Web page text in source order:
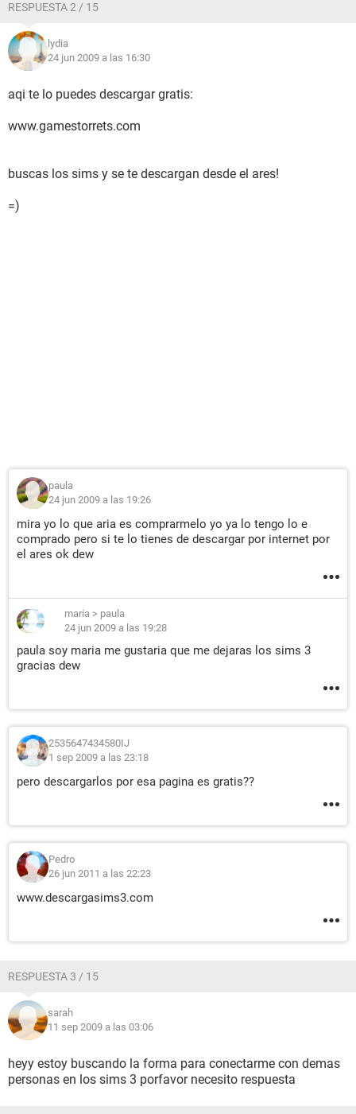
RESPUESTA 2 / 15
lydia
24 jun 2009 a las 16:30
aqi te lo puedes descargar gratis:
www.gamestorrets.com
buscas los sims y se te descargan desde el ares!
=)
paula
24 jun 2009 a las 19:26
mira yo lo que aria es comprarmelo yo ya lo tengo lo e
comprado pero si te lo tienes de descargar por internet por
el ares ok dew
maria > paula
24 jun 2009 a las 19:28
paula soy maria me gustaria que me dejaras los sims 3
gracias dew
2535647434580IJ
1 sep 2009 a las 23:18
pero descargarlos por esa pagina es gratis??
Pedro
26 jun 2011 a las 22:23
www.descargasims3.com
RESPUESTA 3 / 15
sarah
11 sep 2009 a las 03:06
heyy estoy buscando la forma para conectarme con demas
personas en los sims 3 porfavor necesito respuesta